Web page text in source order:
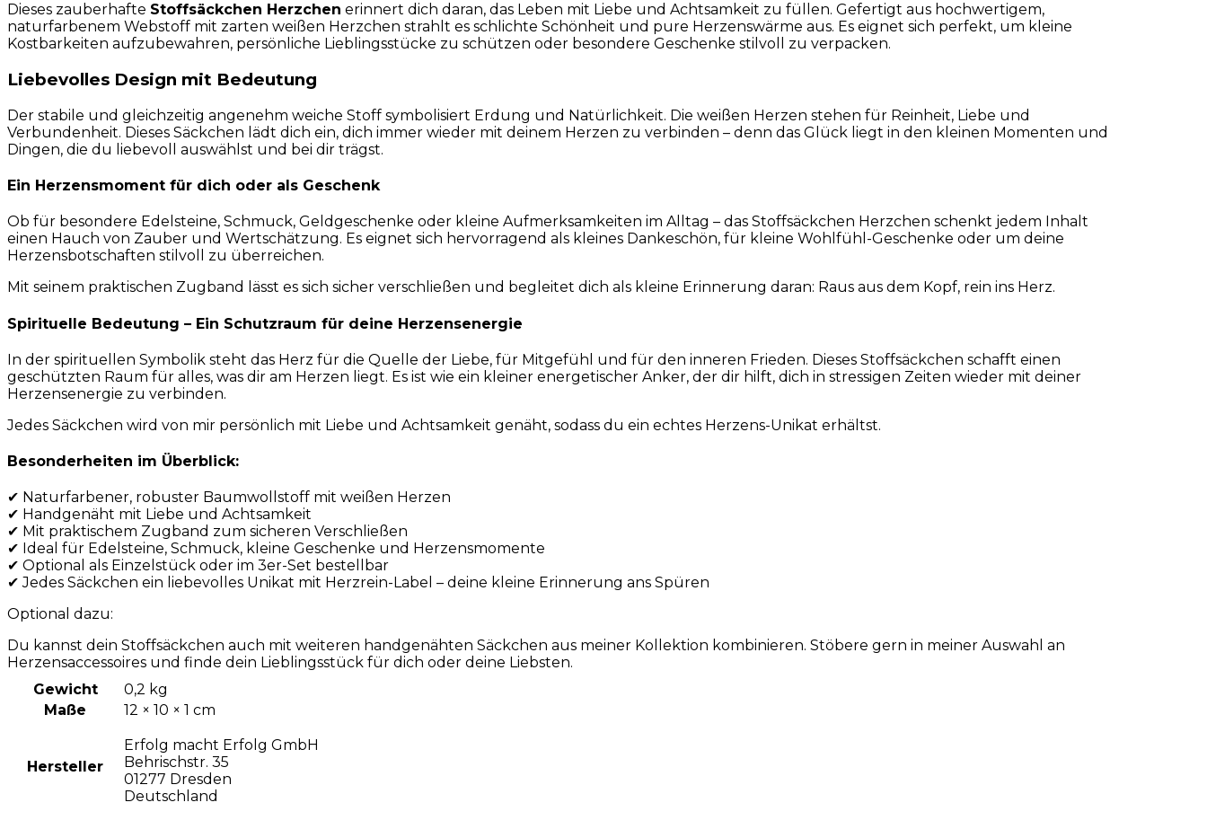
Dieses zauberhafte Stoffsäckchen Herzchen erinnert dich daran, das Leben mit Liebe und Achtsamkeit zu füllen. Gefertigt aus hochwertigem,
naturfarbenem Webstoff mit zarten weißen Herzchen strahlt es schlichte Schönheit und pure Herzenswärme aus. Es eignet sich perfekt, um kleine
Kostbarkeiten aufzubewahren, persönliche Lieblingsstücke zu schützen oder besondere Geschenke stilvoll zu verpacken.
Liebevolles Design mit Bedeutung
Der stabile und gleichzeitig angenehm weiche Stoff symbolisiert Erdung und Natürlichkeit. Die weißen Herzen stehen für Reinheit, Liebe und
Verbundenheit. Dieses Säckchen lädt dich ein, dich immer wieder mit deinem Herzen zu verbinden – denn das Glück liegt in den kleinen Momenten und
Dingen, die du liebevoll auswählst und bei dir trägst.
Ein Herzensmoment für dich oder als Geschenk
Ob für besondere Edelsteine, Schmuck, Geldgeschenke oder kleine Aufmerksamkeiten im Alltag – das Stoffsäckchen Herzchen schenkt jedem Inhalt
einen Hauch von Zauber und Wertschätzung. Es eignet sich hervorragend als kleines Dankeschön, für kleine Wohlfühl-Geschenke oder um deine
Herzensbotschaften stilvoll zu überreichen.
Mit seinem praktischen Zugband lässt es sich sicher verschließen und begleitet dich als kleine Erinnerung daran: Raus aus dem Kopf, rein ins Herz.
Spirituelle Bedeutung – Ein Schutzraum für deine Herzensenergie
In der spirituellen Symbolik steht das Herz für die Quelle der Liebe, für Mitgefühl und für den inneren Frieden. Dieses Stoffsäckchen schafft einen
geschützten Raum für alles, was dir am Herzen liegt. Es ist wie ein kleiner energetischer Anker, der dir hilft, dich in stressigen Zeiten wieder mit deiner
Herzensenergie zu verbinden.
Jedes Säckchen wird von mir persönlich mit Liebe und Achtsamkeit genäht, sodass du ein echtes Herzens-Unikat erhältst.
Besonderheiten im Überblick:
✔ Naturfarbener, robuster Baumwollstoff mit weißen Herzen
✔ Handgenäht mit Liebe und Achtsamkeit
✔ Mit praktischem Zugband zum sicheren Verschließen
✔ Ideal für Edelsteine, Schmuck, kleine Geschenke und Herzensmomente
✔ Optional als Einzelstück oder im 3er-Set bestellbar
✔ Jedes Säckchen ein liebevolles Unikat mit Herzrein-Label – deine kleine Erinnerung ans Spüren
Optional dazu:
Du kannst dein Stoffsäckchen auch mit weiteren handgenähten Säckchen aus meiner Kollektion kombinieren. Stöbere gern in meiner Auswahl an
Herzensaccessoires und finde dein Lieblingsstück für dich oder deine Liebsten.
Gewicht
0,2 kg
Maße
12 × 10 × 1 cm
Hersteller
Erfolg macht Erfolg GmbH
Behrischstr. 35
01277 Dresden
Deutschland